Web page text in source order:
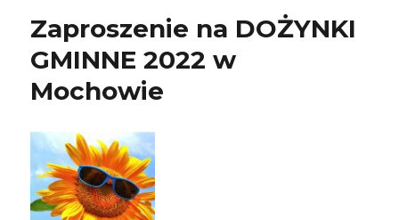
Zaproszenie na DOŻYNKI
GMINNE 2022 w
Mochowie